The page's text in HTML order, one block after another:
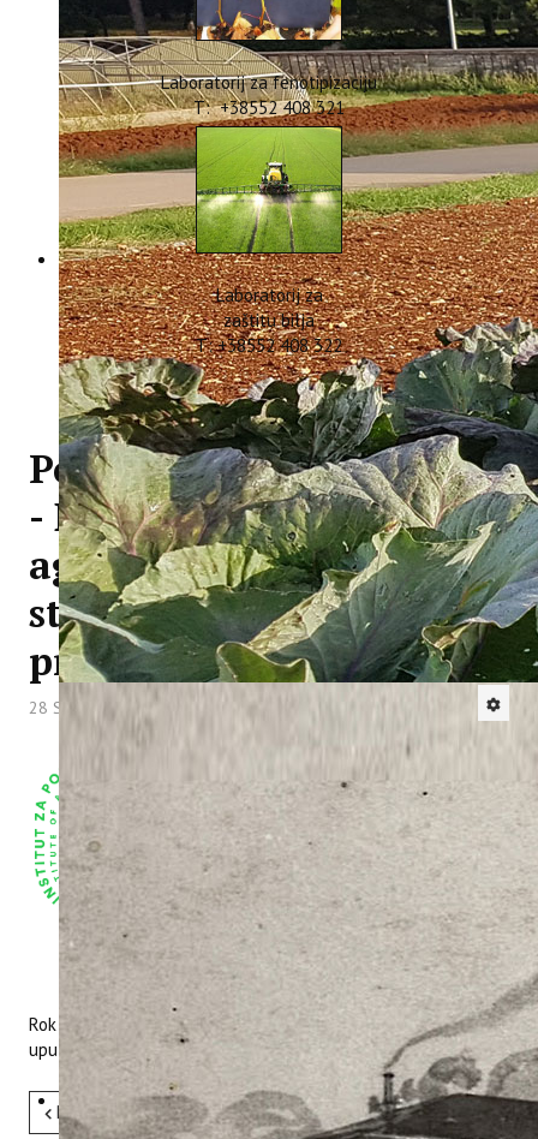
Laboratorij za fenotipizaciju
T: +38552 408 321
Laboratorij za
zaštitu bilja
T: +38552 408 322
Poziv na dostavu ponuda
- Digitalna
agrometeorološka
stanica sa senzorima za
praćenje okolišnih uvjeta
28 Svibanj 2026 Hitova: 242
Instiitut za poljoprivredu i turizam objavljuje
Poziv na dostavu ponuda putem projekta
HRZZ IP-2025-02-1823, Promjene u sastavu
grožđa i vina uzrokovane opeklinama bobica
(SUNGRAPEADAPT)
Dokumentacija za dostavu ponuda za
predmet nabave: Digitalna
agrometeorološka stanica sa senzorima za praćenje
okolišnih uvjeta
Rok za dostavu ponuda je 03.06.2026. u 12,00 sati, sukladno
uputama u prilogu ovog poziva.
Pret Sljedeće